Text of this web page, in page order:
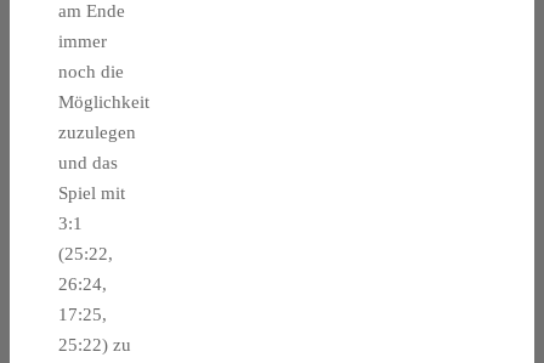
am Ende
immer
noch die
Möglichkeit
zuzulegen
und das
Spiel mit
3:1
(25:22,
26:24,
17:25,
25:22) zu